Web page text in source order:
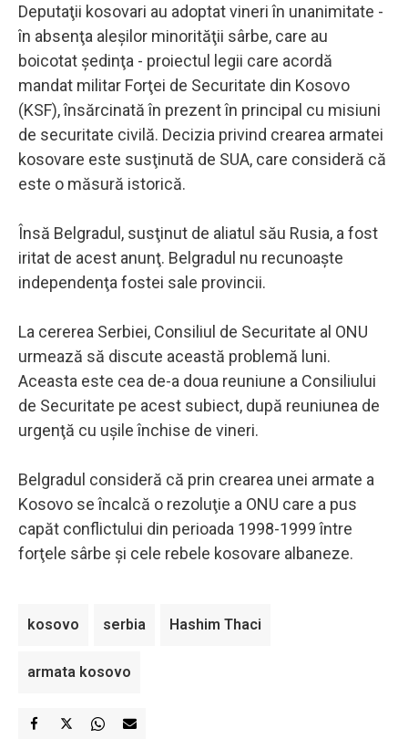
Deputaţii kosovari au adoptat vineri în unanimitate -
în absenţa aleşilor minorităţii sârbe, care au
boicotat şedinţa - proiectul legii care acordă
mandat militar Forţei de Securitate din Kosovo
(KSF), însărcinată în prezent în principal cu misiuni
de securitate civilă. Decizia privind crearea armatei
kosovare este susţinută de SUA, care consideră că
este o măsură istorică.
Însă Belgradul, susţinut de aliatul său Rusia, a fost
iritat de acest anunţ. Belgradul nu recunoaşte
independenţa fostei sale provincii.
La cererea Serbiei, Consiliul de Securitate al ONU
urmează să discute această problemă luni.
Aceasta este cea de-a doua reuniune a Consiliului
de Securitate pe acest subiect, după reuniunea de
urgenţă cu uşile închise de vineri.
Belgradul consideră că prin crearea unei armate a
Kosovo se încalcă o rezoluţie a ONU care a pus
capăt conflictului din perioada 1998-1999 între
forţele sârbe şi cele rebele kosovare albaneze.
kosovo serbia Hashim Thaci
armata kosovo